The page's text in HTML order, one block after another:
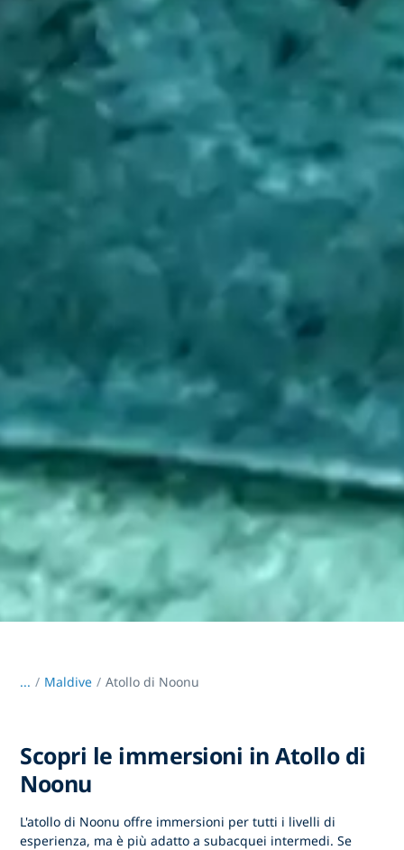
... / Maldive Atollo di Noonu
Scopri le immersioni in Atollo di
Noonu
L'atollo di Noonu offre immersioni per tutti i livelli di
esperienza, ma è più adatto a subacquei intermedi. Se